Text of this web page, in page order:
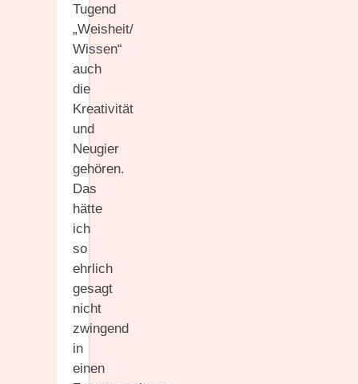
Tugend
„Weisheit/
Wissen“
auch
die
Kreativität
und
Neugier
gehören.
Das
hätte
ich
so
ehrlich
gesagt
nicht
zwingend
in
einen